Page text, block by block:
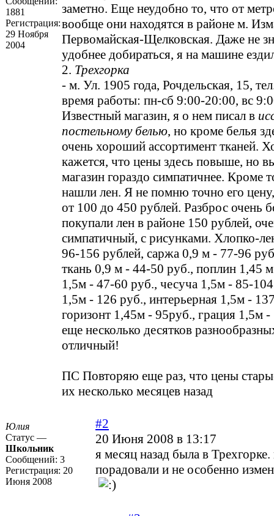
1881
Регистрация:
29 Ноября
2004
заметно. Еще неудобно то, что от
вообще они находятся в районе м.
Первомайская-Щелковская. Даже не
удобнее добираться, я на машине
2. Трехгорка
- м. Ул. 1905 года, Рочдельская, 15,
время работы: пн-сб 9:00-20:00, вс
Известный магазин, я о нем писал в
постельному белью, но кроме белья
очень хороший ассортимент тканей.
кажется, что цены здесь повыше, но
магазин гораздо симпатичнее. Кроме
нашли лен. Я не помню точно его
от 100 до 450 рублей. Разброс очень
покупали лен в районе 150 рублей,
симпатичный, с рисунками. Хлопко-
96-156 рублей, саржа 0,9 м - 77-96
ткань 0,9 м - 44-50 руб., поплин 1,45
1,5м - 47-60 руб., чесуча 1,5м - 85-
1,5м - 126 руб., интерьерная 1,5м -
горизонт 1,45м - 95руб., грация 1,5м
еще несколько десятков
отличный!
ПС Повторяю еще раз, что цены
их несколько месяцев назад
Юлия
Статус —
Школьник
Сообщений: 3
Регистрация: 20
Июня 2008
#2
20 Июня 2008 в 13:17
я месяц назад была в
порадовали и не особенно